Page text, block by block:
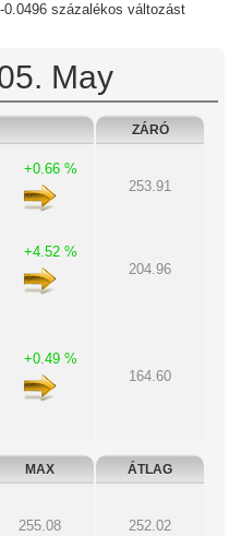
százalékos változást
May
ZÁRÓ
+0.66 %
253.91
+4.52 %
204.96
+0.49 %
164.60
MAX ÁTLAG
255.08 252.02